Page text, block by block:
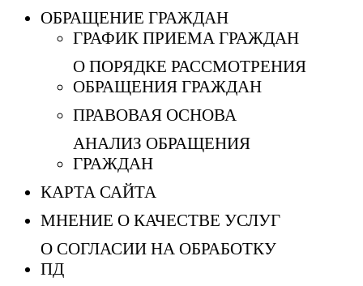
ОБРАЩЕНИЕ ГРАЖДАН
ГРАФИК ПРИЕМА ГРАЖДАН
О ПОРЯДКЕ РАССМОТРЕНИЯ
ОБРАЩЕНИЯ ГРАЖДАН
ПРАВОВАЯ ОСНОВА
АНАЛИЗ ОБРАЩЕНИЯ
ГРАЖДАН
КАРТА САЙТА
МНЕНИЕ О КАЧЕСТВЕ УСЛУГ
О СОГЛАСИИ НА ОБРАБОТКУ
ПД